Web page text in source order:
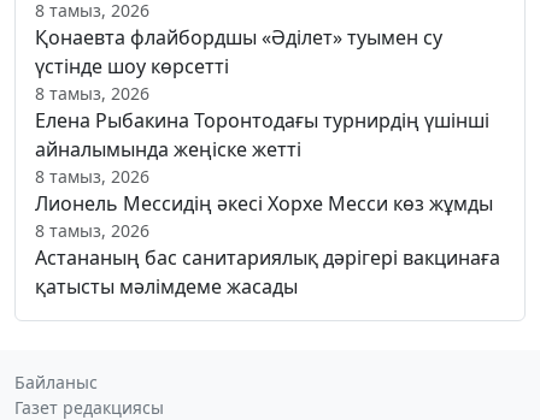
8 тамыз, 2026
Қонаевта флайбордшы «Әділет» туымен су
үстінде шоу көрсетті
8 тамыз, 2026
Елена Рыбакина Торонтодағы турнирдің үшінші
айналымында жеңіске жетті
8 тамыз, 2026
Лионель Мессидің әкесі Хорхе Месси көз жұмды
8 тамыз, 2026
Астананың бас санитариялық дәрігері вакцинаға
қатысты мәлімдеме жасады
Байланыс
Газет редакциясы